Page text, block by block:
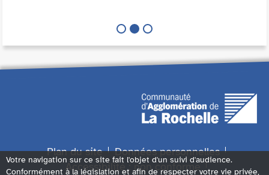
régime. Au...
Plan du site
Données personnelles
Accessibilité : non conforme
Votre navigation sur ce site fait l'objet d'un suivi d'audience.
Conformément à la législation et afin de respecter votre vie privée,